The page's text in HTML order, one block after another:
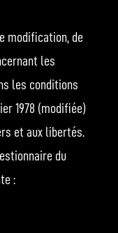
modification, de
les
les conditions
1978 (modifiée)
et aux libertés.
du
: